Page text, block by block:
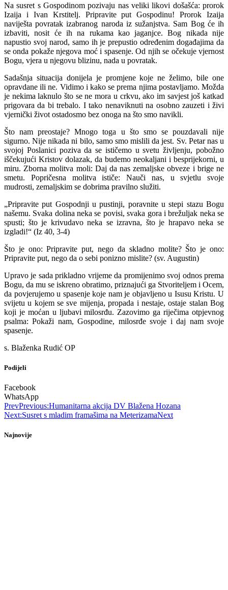
Na susret s Gospodinom pozivaju nas veliki likovi došašća: prorok
Izaija i Ivan Krstitelj. Pripravite put Gospodinu! Prorok Izaija
naviješta povratak izabranog naroda iz sužanjstva. Sam Bog će ih
izbaviti, nosit će ih na rukama kao jaganjce. Bog nikada nije
napustio svoj narod, samo ih je prepustio određenim događajima da
se onda pokaže njegova moć i spasenje. Od njih se očekuje vjernost
Bogu, vjera u njegovu blizinu, nada u povratak.
Sadašnja situacija donijela je promjene koje ne želimo, bile one
opravdane ili ne. Vidimo i kako se prema njima postavljamo. Možda
je nekima laknulo što se ne mora u crkvu, ako im savjest još katkad
prigovara da bi trebalo. I tako nenaviknuti na osobno zauzeti i živi
vjernički život ostadosmo bez onoga na što smo navikli.
Što nam preostaje? Mnogo toga u što smo se pouzdavali nije
sigurno. Nije nikada ni bilo, samo smo mislili da jest. Sv. Petar nas u
svojoj Poslanici poziva da se ističemo u svetu življenju, pobožno
iščekujući Kristov dolazak, da budemo neokaljani i besprijekorni, u
miru. Zborna molitva moli: Daj da nas zemaljske obveze i brige ne
smetu. Popričesna molitva ističe: Nauči nas, u svjetlu svoje
mudrosti, zemaljskim se dobrima pravilno služiti.
„Pripravite put Gospodnji u pustinji, poravnite u stepi stazu Bogu
našemu. Svaka dolina neka se povisi, svaka gora i brežuljak neka se
spusti; što je krivudavo neka se izravna, što je hrapavo neka se
izgladi!“ (Iz 40, 3-4)
Što je ono: Pripravite put, nego da skladno molite? Što je ono:
Pripravite put, nego da o sebi ponizno mislite? (sv. Augustin)
Upravo je sada prikladno vrijeme da promijenimo svoj odnos prema
Bogu, da mu se iskreno obratimo, priznajući ga Stvoriteljem i Ocem,
da povjerujemo u spasenje koje nam je objavljeno u Isusu Kristu. U
svijetu u kojem se sve mijenja, propada i nestaje, ostaje stalan Bog
koji je moćan u ljubavi milosrđu. Zazovimo ga riječima otpjevnog
psalma: Pokaži nam, Gospodine, milosrđe svoje i daj nam svoje
spasenje.
s. Blaženka Rudić OP
Podijeli
Facebook
WhatsApp
PrevPrevious:Humanitarna akcija DV Blažena Hozana
Next:Susret s mladim framašima na MeterizamaNext
Najnovije